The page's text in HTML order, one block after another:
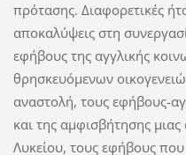
πρότασης. Διαφορετικές
αποκαλύψεις στη
εφήβους της αγγλικής
θρησκευόμενων
αναστολή, τους εφήβους-
και της αμφισβήτησης
Λυκείου, τους εφήβους